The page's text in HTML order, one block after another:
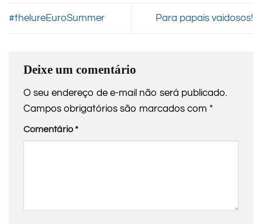
#thelureEuroSummer Para papais vaidosos!
Deixe um comentário
O seu endereço de e-mail não será publicado.
Campos obrigatórios são marcados com *
Comentário*